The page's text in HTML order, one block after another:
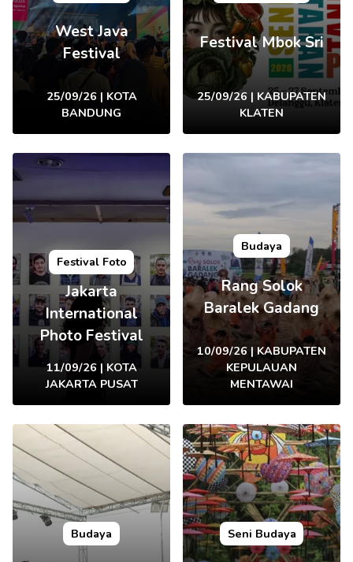
West Java
Festival
25/09/26 | KOTA
BANDUNG
Festival Mbok Sri
25/09/26 | KABUPATEN
KLATEN
Festival Foto
Jakarta
International
Photo Festival
11/09/26 | KOTA
JAKARTA PUSAT
Budaya
Rang Solok
Baralek Gadang
10/09/26 | KABUPATEN
KEPULAUAN
MENTAWAI
Budaya Seni Budaya